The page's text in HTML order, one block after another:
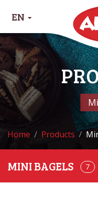
EN
Home Products
7